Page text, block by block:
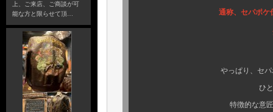
上、ご来店、ご商談が可
能な方と限らせて頂…
通称、セパポケ
ダブルフェイ
やっぱり、セパポケ仕様の
ひとめ見てわかる
特徴的な意匠が特別感満